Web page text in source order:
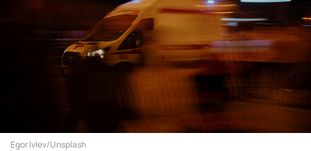
Egor Ivlev/Unsplash